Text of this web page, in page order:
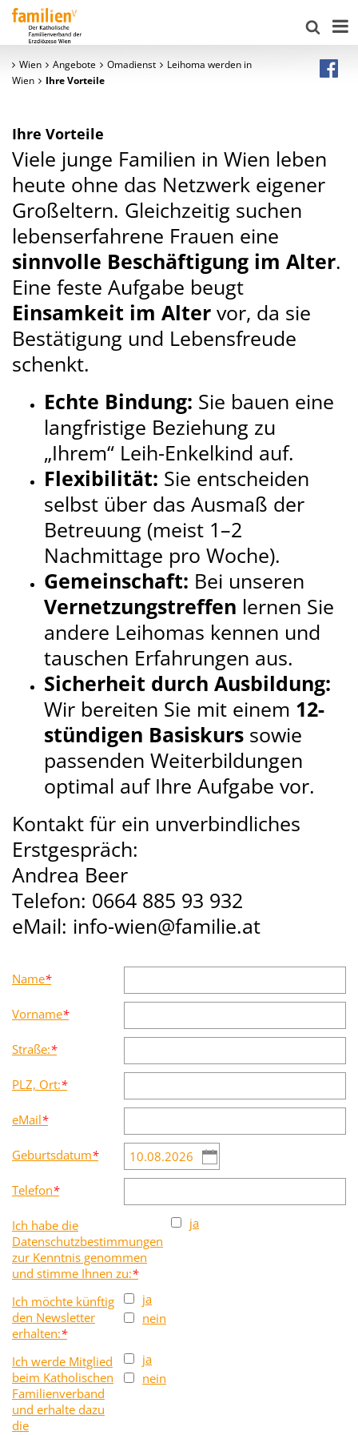
Wien Angebote Omadienst
Leihoma werden in
Wien
Ihre Vorteile
Ihre Vorteile
Viele junge Familien in Wien leben
heute ohne das Netzwerk eigener
Großeltern. Gleichzeitig suchen
lebenserfahrene Frauen eine
sinnvolle Beschäftigung im Alter.
Eine feste Aufgabe beugt
Einsamkeit im Alter vor, da sie
Bestätigung und Lebensfreude
schenkt.
Echte Bindung: Sie bauen eine
langfristige Beziehung zu
„Ihrem“ Leih-Enkelkind auf.
Flexibilität: Sie entscheiden
selbst über das Ausmaß der
Betreuung (meist 1–2
Nachmittage pro Woche).
Gemeinschaft: Bei unseren
Vernetzungstreffen lernen Sie
andere Leihomas kennen und
tauschen Erfahrungen aus.
Sicherheit durch Ausbildung:
Wir bereiten Sie mit einem 12-
stündigen Basiskurs sowie
passenden Weiterbildungen
optimal auf Ihre Aufgabe vor.
Kontakt für ein unverbindliches
Erstgespräch:
Andrea Beer
Telefon: 0664 885 93 932
eMail: info-wien@familie.at
Name*
Vorname*
Straße:*
PLZ, Ort:*
eMail*
Geburtsdatum*
Telefon*
Ich habe die
Datenschutzbestimmungen
zur Kenntnis genommen
und stimme Ihnen zu:*
ja
Ich möchte künftig
den Newsletter
erhalten:*
ja
nein
Ich werde Mitglied
beim Katholischen
Familienverband
und erhalte dazu
die
ja
nein